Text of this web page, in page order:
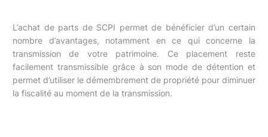
L’achat de parts de SCPI permet de bénéficier d’un certain
nombre d’avantages, notamment en ce qui concerne la
transmission de votre patrimoine. Ce placement reste
facilement transmissible grâce à son mode de détention et
permet d’utiliser le démembrement de propriété pour diminuer
la fiscalité au moment de la transmission.